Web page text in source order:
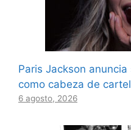
Paris Jackson
como cabeza de
6 agosto, 2026